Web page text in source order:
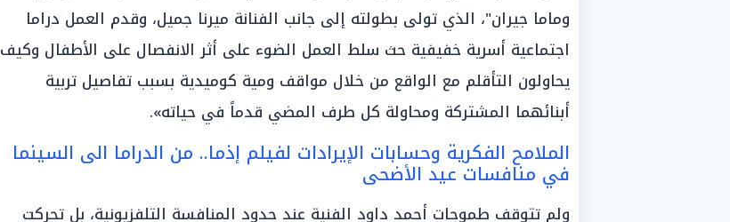
وماما جيران"، الذي تولى بطولته إلى جانب الفنانة ميرنا جميل، وقدم العمل دراما
اجتماعية أسرية خفيفية حث سلط العمل الضوء على أثر الانفصال على الأطفال وكيف
يحاولون التأقلم مع الواقع من خلال مواقف ومية كوميدية بسبب تفاصيل تربية
أبنائهما المشتركة ومحاولة كل طرف المضي قدماً في حياته».
الملامح الفكرية وحسابات الإيرادات لفيلم إذما.. من الدراما الى السينما
في منافسات عيد الأضحى
ولم تتوقف طموحات أحمد داود الفنية عند حدود المنافسة التلفزيونية، بل تحركت